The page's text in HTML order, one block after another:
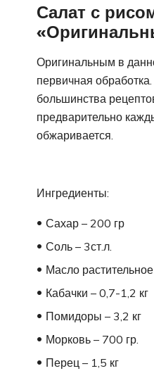
Салат с
Оригинальным в
первичная
большинства
предварительно
обжаривается.
Ингредиенты:
Сахар – 200 гр
Соль – 3ст.л.
Масло
Кабачки – 0,7-1,2 кг
Помидоры – 3,2 кг
Морковь – 700 гр.
Перец – 1,5 кг